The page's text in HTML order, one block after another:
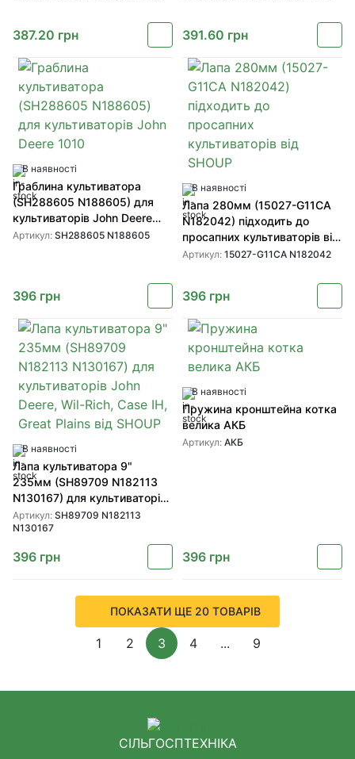
387.20 грн 391.60 грн
В наявності
Граблина культиватора
(SH288605 N188605) для
культиваторів John Deere
1010
Артикул: SH288605 N188605
396 грн
В наявності
Лапа 280мм (15027-G11CA
N182042) підходить до
просапних культиваторів від
SHOUP
Артикул: 15027-G11CA N182042
396 грн
В наявності
Лапа культиватора 9"
235мм (SH89709 N182113
N130167) для культиваторів
John Deere, Wil-Rich, Case IH,
Great Plains від SHOUP
Артикул: SH89709 N182113
N130167
396 грн
В наявності
Пружина кронштейна котка
велика АКБ
Артикул: АКБ
396 грн
ПОКАЗАТИ ЩЕ 20 ТОВАРІВ
1 2 3 4 ... 9
СІЛЬГОСПТЕХНІКА